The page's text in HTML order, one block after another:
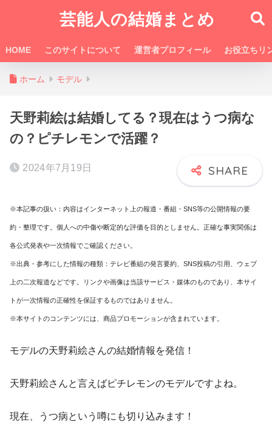
芸能人の結婚まとめ
HOME このサイトについて 運営者プロフィール お役立ちリ
ホーム モデル
天野莉絵は結婚してる？現在はうつ病な
の？ピチレモンで活躍？
2024年7月19日
※本記事の扱い：内容はインターネット上の報道・番組・SNS等の公開情報の要
約・整理です。個人への中傷や断定的な評価を目的としません。正確な事実関係は
各公式発表や一次情報でご確認ください。
※出典・参考にした情報の種類：テレビ番組の発言要約、SNS投稿の引用、ウェブ
上の二次報道などです。リンクや画像は当該サービス・媒体のものであり、本サイ
トが一次情報の正確性を保証するものではありません。
※本サイトのコンテンツには、商品プロモーションが含まれています。
モデルの天野莉絵さんの結婚情報を発信！
天野莉絵さんと言えばピチレモンのモデルですよね。
現在、うつ病という噂にも切り込みます！